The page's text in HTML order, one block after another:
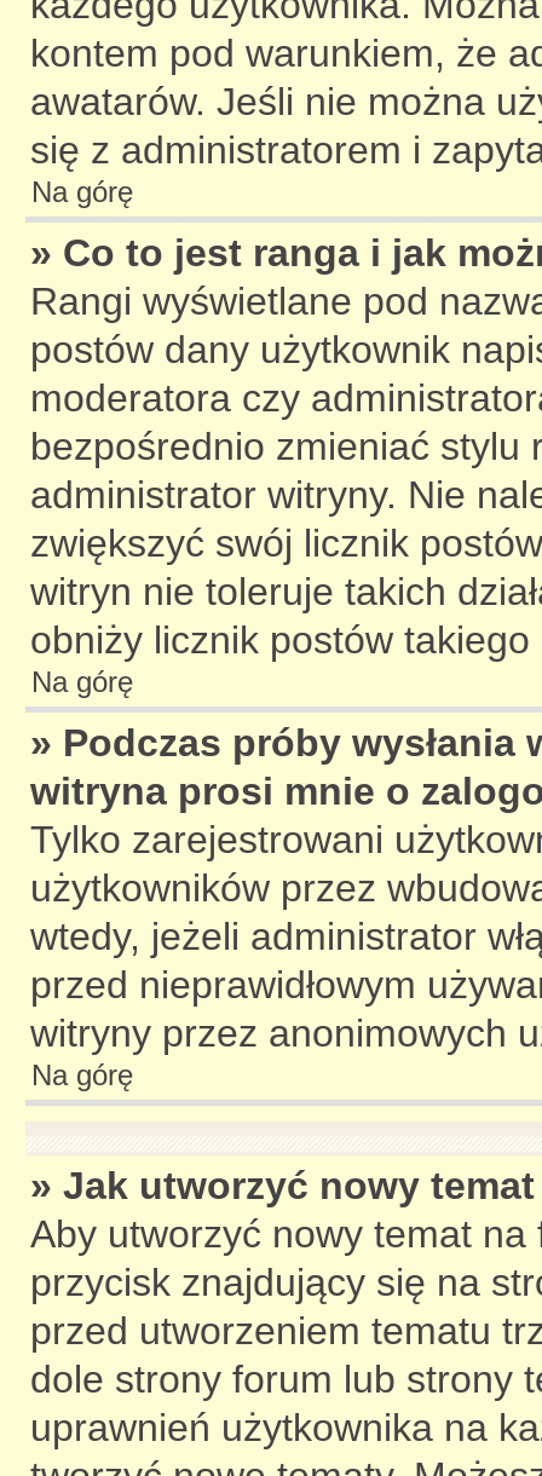
kontem pod warunkiem, że
awatarów. Jeśli nie można
się z administratorem i
Na górę
» Co to jest ranga i jak
Rangi wyświetlane pod
postów dany użytkownik
moderatora czy
bezpośrednio zmieniać stylu
administrator witryny. Nie
zwiększyć swój licznik
witryn nie toleruje takich
obniży licznik postów
Na górę
» Podczas próby
witryna prosi mnie o
Tylko zarejestrowani
użytkowników przez
wtedy, jeżeli administrator
przed nieprawidłowym
witryny przez anonimowych
Na górę
» Jak utworzyć nowy
Aby utworzyć nowy temat
przycisk znajdujący się na
przed utworzeniem tematu
dole strony forum lub strony
uprawnień użytkownika na